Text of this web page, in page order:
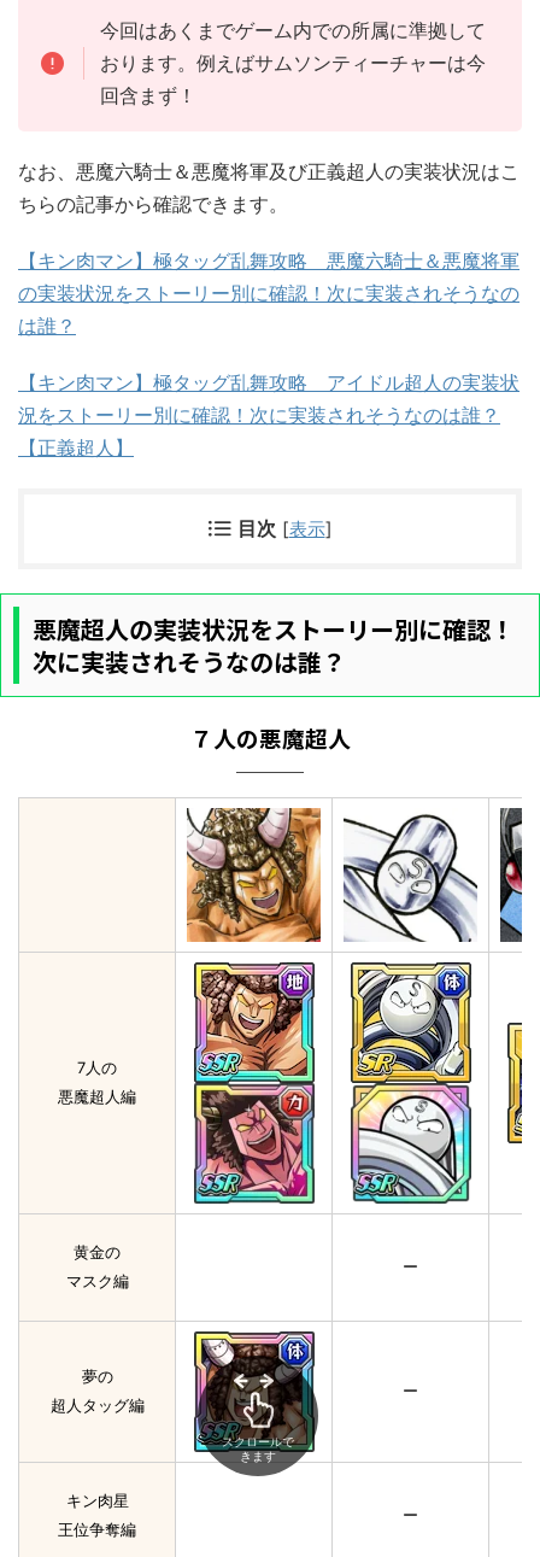
今回はあくまでゲーム内での所属に準拠して
おります。例えばサムソンティーチャーは今
回含まず！
なお、悪魔六騎士＆悪魔将軍及び正義超人の実装状況はこ
ちらの記事から確認できます。
【キン肉マン】極タッグ乱舞攻略 悪魔六騎士＆悪魔将軍
の実装状況をストーリー別に確認！次に実装されそうなの
は誰？
【キン肉マン】極タッグ乱舞攻略 アイドル超人の実装状
況をストーリー別に確認！次に実装されそうなのは誰？
【正義超人】
目次 [表示]
悪魔超人の実装状況をストーリー別に確認！
次に実装されそうなのは誰？
７人の悪魔超人
7人の
悪魔超人編
黄金の
マスク編
ー
夢の
超人タッグ編
ー
キン肉星
王位争奪編
ー
スクロールで
きます